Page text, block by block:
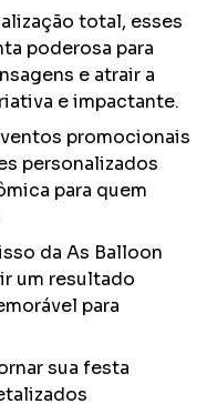
total, esses
poderosa para
e atrair a
e impactante.
promocionais
personalizados
para quem
da As Balloon
um resultado
para
sua festa